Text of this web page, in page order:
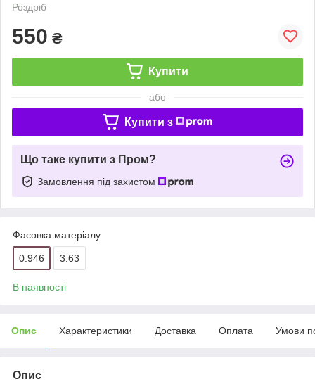
Роздріб
550 ₴
Купити
або
Купити з
Що таке купити з Пром?
Замовлення під захистом
Фасовка матеріалу
0.946 3.63
В наявності
Опис Характеристики Доставка Оплата Умови
Опис